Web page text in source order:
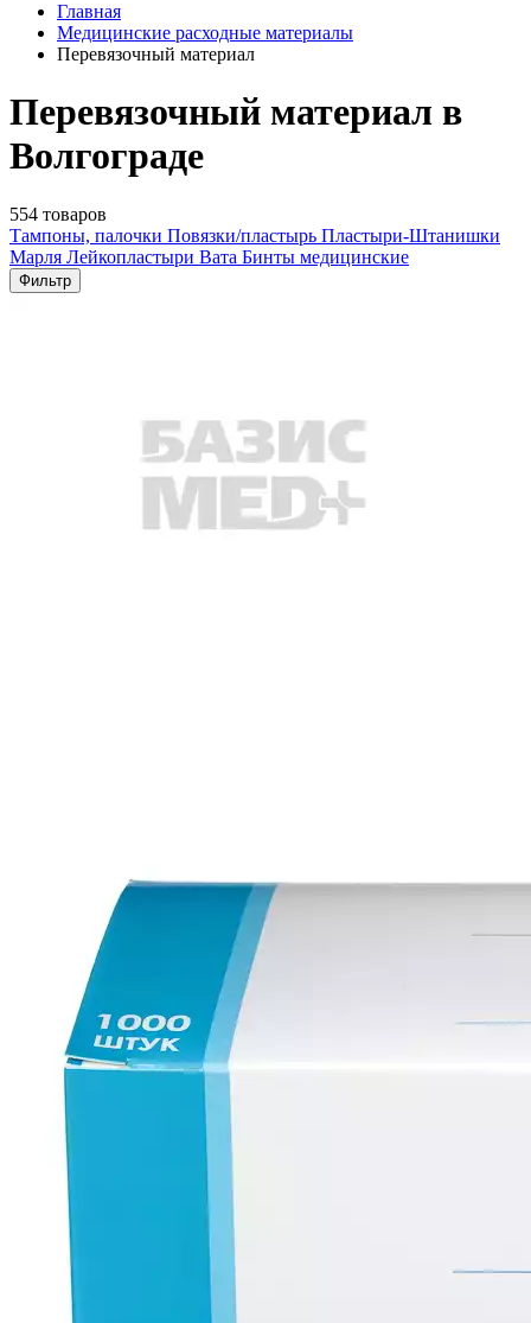
Главная
Медицинские расходные материалы
Перевязочный материал
Перевязочный материал в
Волгограде
554 товаров
Тампоны, палочки Повязки/пластырь Пластыри-Штанишки
Марля Лейкопластыри Вата Бинты медицинские
Фильтр